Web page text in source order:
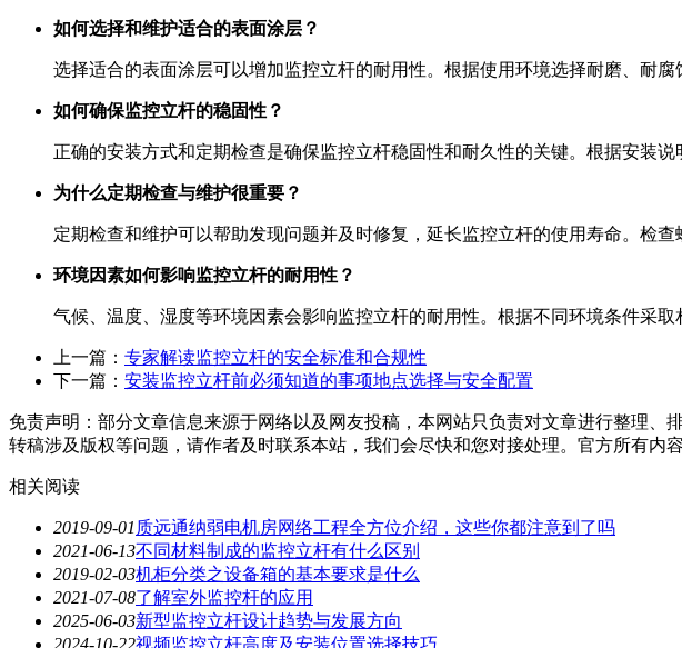
如何选择和维护适合的表面涂层？
选择适合的表面涂层可以增加监控立杆的耐用性。根据使用环境选择耐磨、耐
如何确保监控立杆的稳固性？
正确的安装方式和定期检查是确保监控立杆稳固性和耐久性的关键。根据安装
为什么定期检查与维护很重要？
定期检查和维护可以帮助发现问题并及时修复，延长监控立杆的使用寿命。检
环境因素如何影响监控立杆的耐用性？
气候、温度、湿度等环境因素会影响监控立杆的耐用性。根据不同环境条件采
上一篇： 专家解读监控立杆的安全标准和合规性
下一篇： 安装监控立杆前必须知道的事项地点选择与安全配置
免责声明：部分文章信息来源于网络以及网友投稿，本网站只负责对文章进行整理
转稿涉及版权等问题，请作者及时联系本站，我们会尽快和您对接处理。官方所有内
相关阅读
2019-09-01 质远通纳弱电机房网络工程全方位介绍，这些你都注意到了吗
2021-06-13不同材料制成的监控立杆有什么区别
2019-02-03机柜分类之设备箱的基本要求是什么
2021-07-08了解室外监控杆的应用
2025-06-03新型监控立杆设计趋势与发展方向
2024-10-22视频监控立杆高度及安装位置选择技巧